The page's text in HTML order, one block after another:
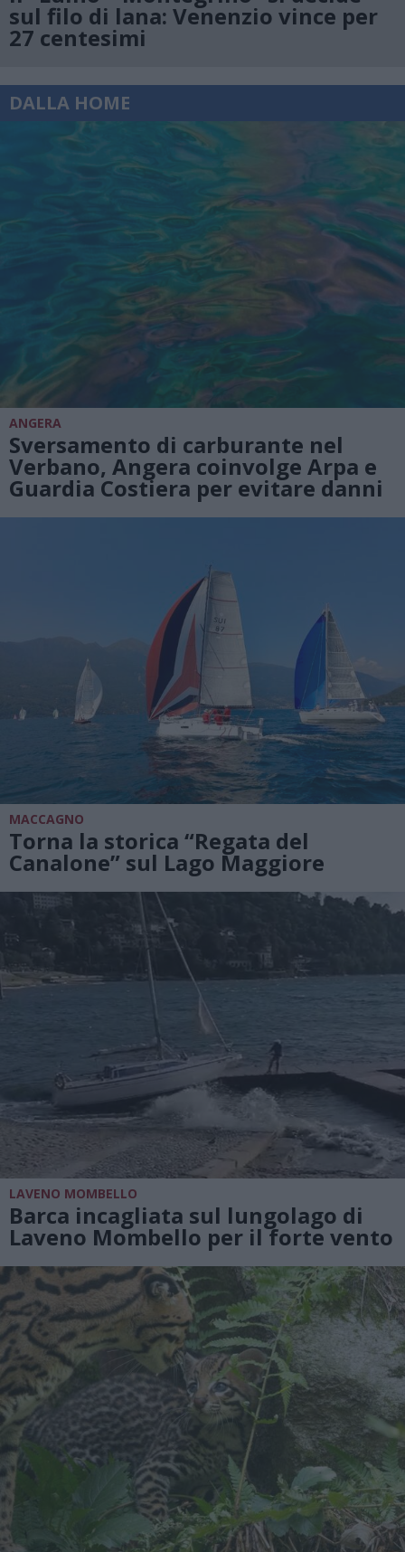
sul filo di lana: Venenzio vince per
27 centesimi
DALLA HOME
ANGERA
Sversamento di carburante nel
Verbano, Angera coinvolge Arpa e
Guardia Costiera per evitare danni
MACCAGNO
Torna la storica “Regata del
Canalone” sul Lago Maggiore
LAVENO MOMBELLO
Barca incagliata sul lungolago di
Laveno Mombello per il forte vento